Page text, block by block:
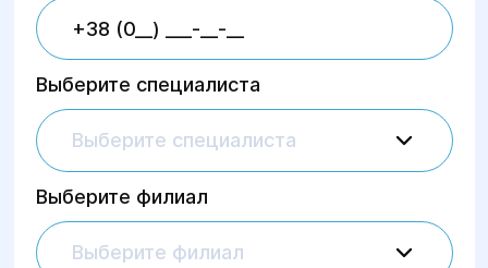
Выберите специалиста
Выберите специалиста
Выберите филиал
Выберите филиал